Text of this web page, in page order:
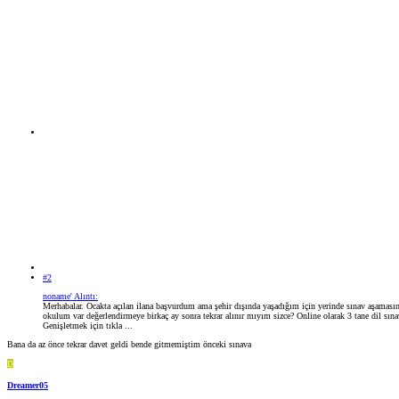
#2
noname' Alıntı:
Merhabalar. Ocakta açılan ilana başvurdum ama şehir dışında yaşadığım için yerinde sınav
okulum var değerlendirmeye birkaç ay sonra tekrar alınır mıyım sizce? Online olarak 3 tane dil
Genişletmek için tıkla ...
Bana da az önce tekrar davet geldi bende gitmemiştim önceki sınava
D
Dreamer05